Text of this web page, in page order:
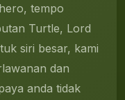
tempo
Turtle, Lord
siri besar, kami
dan
anda tidak